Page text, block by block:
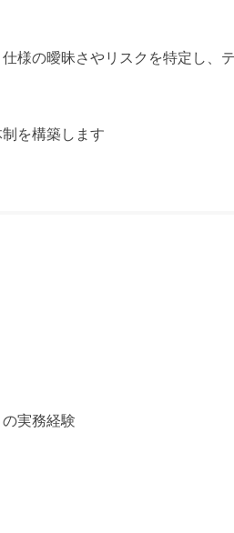
様の曖昧さやリスクを特定し、
を構築します
実務経験